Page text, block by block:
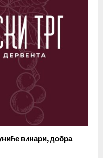
винари, добра